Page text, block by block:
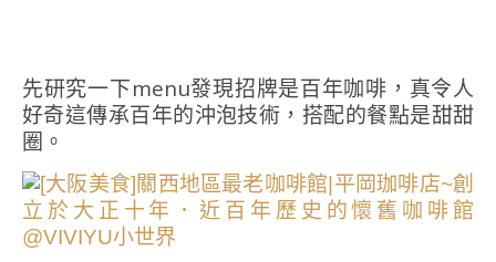
先研究一下menu發現招牌是百年咖啡，真令人
好奇這傳承百年的沖泡技術，搭配的餐點是甜甜
圈。